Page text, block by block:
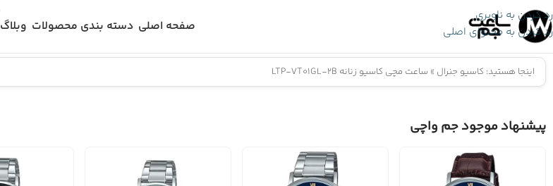
رد کردن به ناوبری
رد کردن به محتوای اصلی
صفحه اصلی دسته بندی محصولات وبلاگ
اینجا هستید: کاسیو جنرال » ساعت مچی کاسیو زنانه LTP-VT01GL-2B
پیشنهاد موجود جم واچی